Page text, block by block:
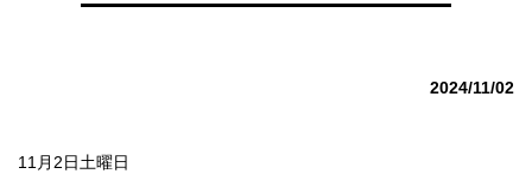
2024/11/02
11月2日土曜日